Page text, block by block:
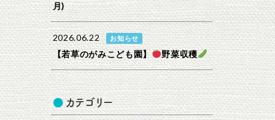
月)
2026.06.22 お知らせ
【若草のがみこども園】 野菜収穫
カテゴリー